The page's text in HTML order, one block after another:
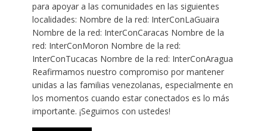
para apoyar a las comunidades en las siguientes
localidades: Nombre de la red: InterConLaGuaira
Nombre de la red: InterConCaracas Nombre de la
red: InterConMoron Nombre de la red:
InterConTucacas Nombre de la red: InterConAragua
Reafirmamos nuestro compromiso por mantener
unidas a las familias venezolanas, especialmente en
los momentos cuando estar conectados es lo más
importante. ¡Seguimos con ustedes!